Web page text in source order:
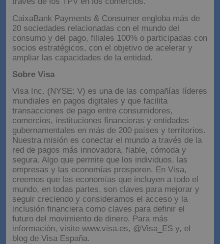
CaixaBank Payments & Consumer engloba más de
20 sociedades relacionadas con el mundo del
consumo y del pago, filiales 100% o participadas con
socios estratégicos, con el objetivo de acelerar y
ampliar las capacidades de la entidad.
Sobre Visa
Visa Inc. (NYSE: V) es una de las compañías líderes
mundiales en pagos digitales y que facilita
transacciones de pago entre consumidores,
comercios, instituciones financieras y entidades
gubernamentales en más de 200 países y territorios.
Nuestra misión es conectar el mundo a través de la
red de pagos más innovadora, fiable, cómoda y
segura. Algo que permite que los individuos, las
empresas y las economías prosperen. En Visa,
creemos que las economías que incluyen a todo el
mundo, en todas partes, son claves para mejorar y
seguir creciendo y consideramos el acceso y la
inclusión financiera como claves para definir el
futuro del movimiento de dinero. Para más
información, visite www.visa.es, @Visa_ES y, el
blog de Visa España.